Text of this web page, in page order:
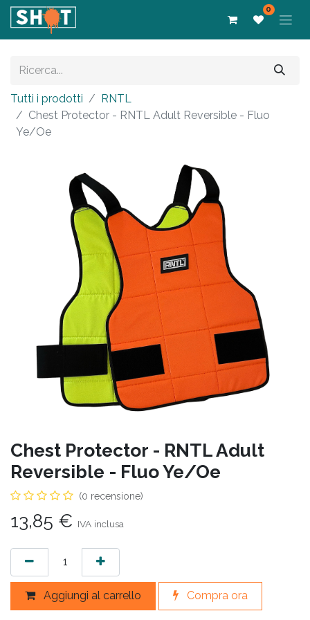
0
Tutti i prodotti
RNTL
Chest Protector - RNTL Adult Reversible - Fluo
Ye/Oe
Chest Protector - RNTL Adult
Reversible - Fluo Ye/Oe
(0 recensione)
13,85 € IVA inclusa
Aggiungi al carrello Compra ora